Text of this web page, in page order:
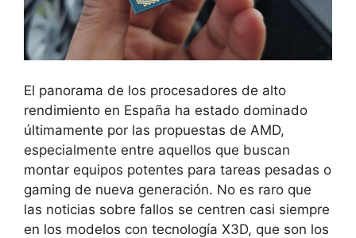
El panorama de los procesadores de alto
rendimiento en España ha estado dominado
últimamente por las propuestas de AMD,
especialmente entre aquellos que buscan
montar equipos potentes para tareas pesadas o
gaming de nueva generación. No es raro que
las noticias sobre fallos se centren casi siempre
en los modelos con tecnología X3D, que son los